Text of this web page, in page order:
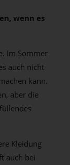
wenn es
Im Sommer
auch nicht
kann.
aber die
Kleidung
auch bei